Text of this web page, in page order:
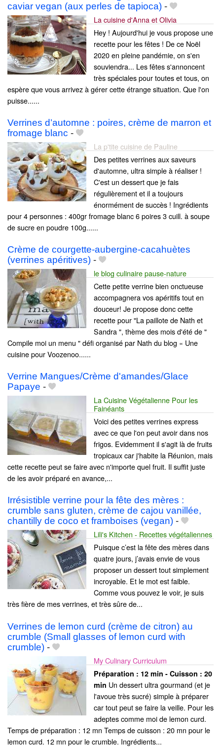
caviar vegan (aux perles de tapioca) -
La cuisine d'Anna et Olivia
Hey ! Aujourd'hui je vous propose une
recette pour les fêtes ! De ce Noël
2020 en pleine pandémie, on s'en
souviendra... Les fêtes s'annoncent
très spéciales pour toutes et tous, on
espère que vous arrivez à gérer cette étrange situation. Que l'on
puisse......
Verrines d’automne : poires, crème de marron et
fromage blanc -
La p'tite cuisine de Pauline
Des petites verrines aux saveurs
d'automne, ultra simple à réaliser !
C'est un dessert que je fais
régulièrement et il a toujours
énormément de succès ! Ingrédients
pour 4 personnes : 400gr fromage blanc 6 poires 3 cuill. à soupe
de sucre en poudre 100g......
Crème de courgette-aubergine-cacahuètes
(verrines apéritives) -
le blog culinaire pause-nature
Cette petite verrine bien onctueuse
accompagnera vos apéritifs tout en
douceur! Je propose donc cette
recette pour "La paillote de Nath et
Sandra ", thème des mois d'été de "
Compile moi un menu " défi organisé par Nath du blog « Une
cuisine pour Voozenoo......
Verrine Mangues/Crème d'amandes/Glace
Papaye -
La Cuisine Végétalienne Pour les
Fainéants
Voici des petites verrines express
avec ce que l'on peut avoir dans nos
frigos. Evidemment il s'agit là de fruits
tropicaux car j'habite la Réunion, mais
cette recette peut se faire avec n'importe quel fruit. Il suffit juste
de les avoir préparé en avance,...
Irrésistible verrine pour la fête des mères :
crumble sans gluten, crème de cajou vanillée,
chantilly de coco et framboises (vegan) -
Lili's Kitchen - Recettes végétaliennes
Puisque c’est la fête des mères dans
quatre jours, j’avais envie de vous
proposer un dessert tout simplement
incroyable. Et le mot est faible.
Comme vous pouvez le voir, je suis
très fière de mes verrines, et très sûre de...
Verrines de lemon curd (crème de citron) au
crumble (Small glasses of lemon curd with
crumble) -
My Culinary Curriculum
Préparation : 12 min - Cuisson : 20
min Un dessert ultra gourmand (et je
l'avoue très sucré) simple à préparer
car tout peut se faire la veille. Pour les
adeptes comme moi de lemon curd.
Temps de préparation : 12 mn Temps de cuisson : 20 mn pour le
lemon curd. 12 mn pour le crumble. Ingrédients...